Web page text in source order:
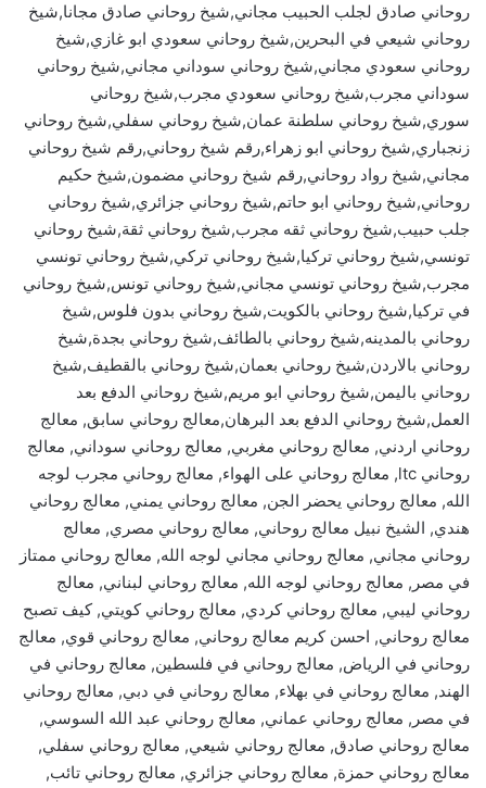
روحاني صادق لجلب الحبيب مجاني,شيخ روحاني صادق مجانا,شيخ
روحاني شيعي في البحرين,شيخ روحاني سعودي ابو غازي,شيخ
روحاني سعودي مجاني,شيخ روحاني سوداني مجاني,شيخ روحاني
سوداني مجرب,شيخ روحاني سعودي مجرب,شيخ روحاني
سوري,شيخ روحاني سلطنة عمان,شيخ روحاني سفلي,شيخ روحاني
زنجباري,شيخ روحاني ابو زهراء,رقم شيخ روحاني,رقم شيخ روحاني
مجاني,شيخ رواد روحاني,رقم شيخ روحاني مضمون,شيخ حكيم
روحاني,شيخ روحاني ابو حاتم,شيخ روحاني جزائري,شيخ روحاني
جلب حبيب,شيخ روحاني ثقه مجرب,شيخ روحاني ثقة,شيخ روحاني
تونسي,شيخ روحاني تركيا,شيخ روحاني تركي,شيخ روحاني تونسي
مجرب,شيخ روحاني تونسي مجاني,شيخ روحاني تونس,شيخ روحاني
في تركيا,شيخ روحاني بالكويت,شيخ روحاني بدون فلوس,شيخ
روحاني بالمدينه,شيخ روحاني بالطائف,شيخ روحاني بجدة,شيخ
روحاني بالاردن,شيخ روحاني بعمان,شيخ روحاني بالقطيف,شيخ
روحاني باليمن,شيخ روحاني ابو مريم,شيخ روحاني الدفع بعد
العمل,شيخ روحاني الدفع بعد البرهان,معالج روحاني سابق, معالج
روحاني اردني, معالج روحاني مغربي, معالج روحاني سوداني, معالج
روحاني ltc, معالج روحاني على الهواء, معالج روحاني مجرب لوجه
الله, معالج روحاني يحضر الجن, معالج روحاني يمني, معالج روحاني
هندي, الشيخ نبيل معالج روحاني, معالج روحاني مصري, معالج
روحاني مجاني, معالج روحاني مجاني لوجه الله, معالج روحاني ممتاز
في مصر, معالج روحاني لوجه الله, معالج روحاني لبناني, معالج
روحاني ليبي, معالج روحاني كردي, معالج روحاني كويتي, كيف تصبح
معالج روحاني, احسن كريم معالج روحاني, معالج روحاني قوي, معالج
روحاني في الرياض, معالج روحاني في فلسطين, معالج روحاني في
الهند, معالج روحاني في بهلاء, معالج روحاني في دبي, معالج روحاني
في مصر, معالج روحاني عماني, معالج روحاني عبد الله السوسي,
معالج روحاني صادق, معالج روحاني شيعي, معالج روحاني سفلي,
معالج روحاني حمزة, معالج روحاني جزائري, معالج روحاني تائب,